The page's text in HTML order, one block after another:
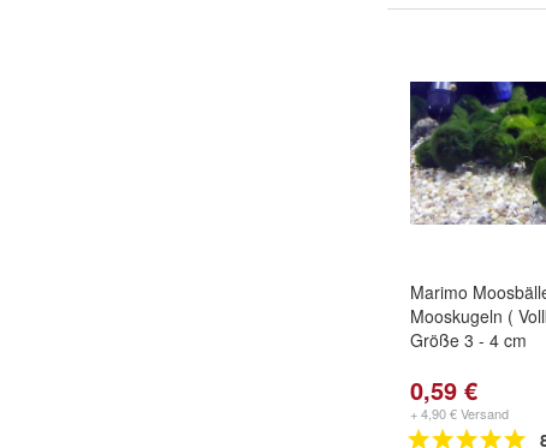
Marimo
Mooskugeln (
Größe 3 - 4 cm
0,59 €
+ 4,90 € Versand